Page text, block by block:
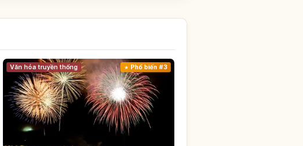
Văn hóa truyền thống Phổ biến #3